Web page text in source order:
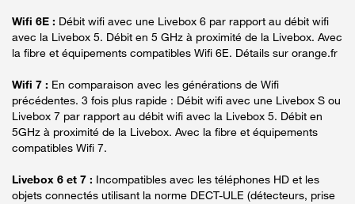
Wifi 6E : Débit wifi avec une Livebox 6 par rapport au débit wifi
avec la Livebox 5. Débit en 5 GHz à proximité de la Livebox. Avec
la fibre et équipements compatibles Wifi 6E. Détails sur orange.fr
Wifi 7 : En comparaison avec les générations de Wifi
précédentes. 3 fois plus rapide : Débit wifi avec une Livebox S ou
Livebox 7 par rapport au débit wifi avec la Livebox 5. Débit en
5GHz à proximité de la Livebox. Avec la fibre et équipements
compatibles Wifi 7.
Livebox 6 et 7 : Incompatibles avec les téléphones HD et les
objets connectés utilisant la norme DECT-ULE (détecteurs, prise